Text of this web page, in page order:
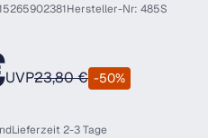
Hersteller-Nr: 485S
UVP23,80 € -50%
Lieferzeit 2-3 Tage